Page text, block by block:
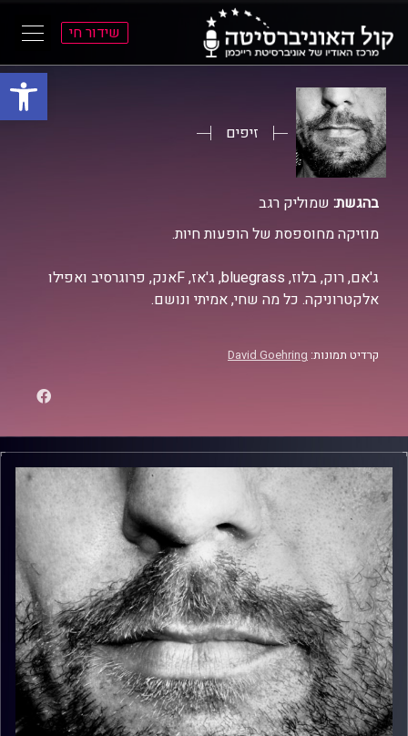
פתח
התפריט
הראשי
התוכן
הראשי
שידור חי
זיפים
בהגשת: שמוליק רגב
מוזיקה מחוספסת של הופעות חיות.
ג'אם, רוק, בלוז, bluegrass, ג'אז, Fאנק, פרוגרסיב ואפילו
אלקטרוניקה. כל מה שחי, אמיתי ונושם.
קרדיט תמונות: David Goehring